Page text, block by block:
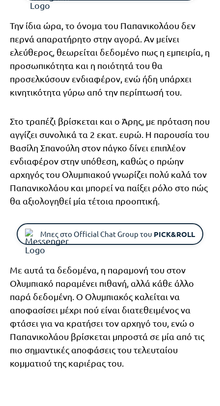
Την ίδια ώρα, το όνομα του Παπανικολάου δεν
περνά απαρατήρητο στην αγορά. Αν μείνει
ελεύθερος, θεωρείται δεδομένο πως η εμπειρία, η
προσωπικότητα και η ποιότητά του θα
προσελκύσουν ενδιαφέρον, ενώ ήδη υπάρχει
κινητικότητα γύρω από την περίπτωσή του.
Στο τραπέζι βρίσκεται και ο Άρης, με πρόταση που
αγγίζει συνολικά τα 2 εκατ. ευρώ. Η παρουσία του
Βασίλη Σπανούλη στον πάγκο δίνει επιπλέον
ενδιαφέρον στην υπόθεση, καθώς ο πρώην
αρχηγός του Ολυμπιακού γνωρίζει πολύ καλά τον
Παπανικολάου και μπορεί να παίξει ρόλο στο πώς
θα αξιολογηθεί μία τέτοια προοπτική.
Μπες στο Official Chat Group του PICK&ROLL
Με αυτά τα δεδομένα, η παραμονή του στον
Ολυμπιακό παραμένει πιθανή, αλλά κάθε άλλο
παρά δεδομένη. Ο Ολυμπιακός καλείται να
αποφασίσει μέχρι πού είναι διατεθειμένος να
φτάσει για να κρατήσει τον αρχηγό του, ενώ ο
Παπανικολάου βρίσκεται μπροστά σε μία από τις
πιο σημαντικές αποφάσεις του τελευταίου
κομματιού της καριέρας του.